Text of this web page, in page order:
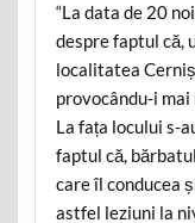
“La data de 20
despre faptul că,
localitatea
provocându-i
La fața locului s-
faptul că,
care îl conducea
astfel leziuni la